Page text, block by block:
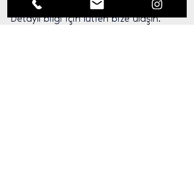
çarpanı ve prim potansiyeli.
Detaylı bilgi için lütfen bize ulaşın.